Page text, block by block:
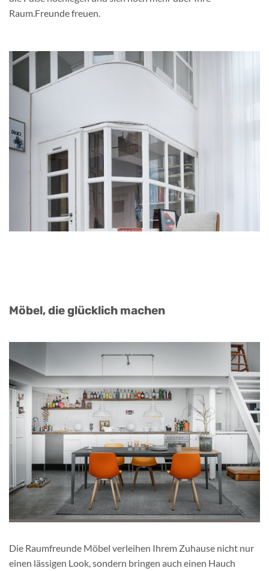
Raum.Freunde freuen.
Möbel, die glücklich machen
Die Raumfreunde Möbel verleihen Ihrem Zuhause nicht nur
einen lässigen Look, sondern bringen auch einen Hauch